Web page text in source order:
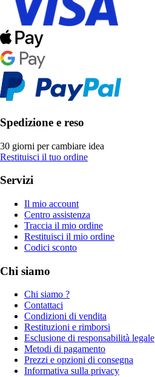
Spedizione e reso
30 giorni per cambiare idea
Restituisci il tuo ordine
Servizi
Il mio account
Centro assistenza
Traccia il mio ordine
Restituisci il mio ordine
Codici sconto
Chi siamo
Chi siamo ?
Contattaci
Condizioni di vendita
Restituzioni e rimborsi
Esclusione di responsabilità legale
Metodi di pagamento
Prezzi e opzioni di consegna
Informativa sulla privacy